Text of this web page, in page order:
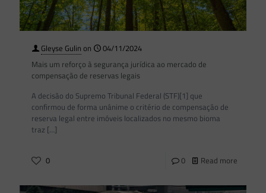
Gleyse Gulin on
04/11/2024
Mais um reforço à segurança jurídica ao mercado de
compensação de reservas legais
A decisão do Supremo Tribunal Federal (STF)[1] que
confirmou de forma unânime o critério de compensação de
reserva legal entre imóveis localizados no mesmo bioma
traz […]
0 0 Read more